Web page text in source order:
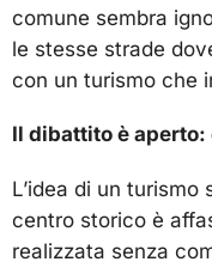
comune sembra
le stesse strade
con un turismo che
Il dibattito è
L’idea di un
centro storico è
realizzata senza